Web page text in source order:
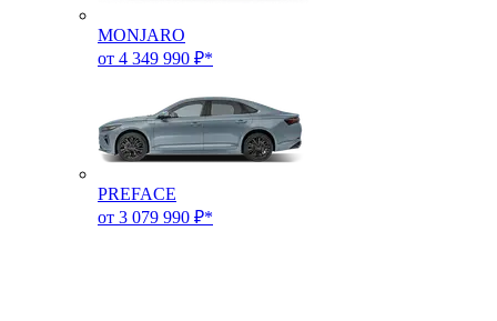
MONJARO
от 4 349 990 ₽*
PREFACE
от 3 079 990 ₽*